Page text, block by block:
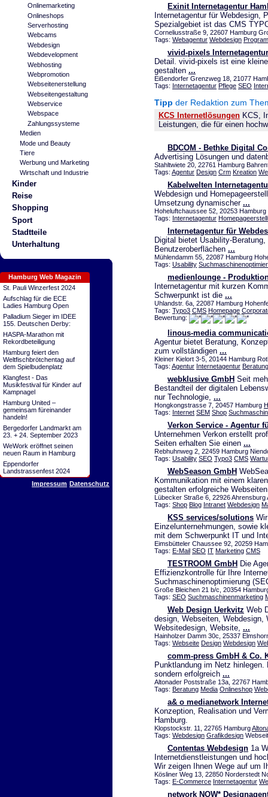
Onlinemarketing
Onlineshops
Serverhosting
Webcams
Webdesign
Webdevelopment
Webhosting
Webpromotion
Webseitenerstellung
Webseitengestaltung
Webservice
Webspace
Zahlungssysteme
Medien
Mode und Beauty
Tiere
Werbung und Marketing
Wirtschaft und Industrie
Kinder
Reise
Shopping
Sport
Stadtteile
Unterhaltung
Hamburg Web Magazin
St. Pauli Winzerfest 2024
Aufschlag für die ECE
Ladies Hamburg Open
Palladium Sieger im IDEE
155. Deutschen Derby:
HASPA-Marathon mit
Rekordbeteiligung
Hamburg feiert den
Weltfischbrötchentag auf
dem Spielbudenplatz
Klangfest - Das
Musikfestival für Kinder auf
Kampnagel
Hamburg United –
gemeinsam füreinander
handeln!
Bergedorfer Landmarkt am
23. + 24. September 2023
WeWork eröffnet seinen
neuen Raum in Hamburg
Eppendorfer
Landstrassenfest 2024
Impressum Datenschutz
Exinit Internetagentur
Internetagentur für Webdesign,
Spezialgebiet ist das CMS
Corneliusstraße 9, 22607 Hamburg
Tags: Webagentur Webdesign
vivid-pixels
Detail. vivid-pixels ist eine
gestalten ...
Eißendorfer Grenzweg 18, 21077
Tags: Internetagentur Pflege SEO
Tipp der Redaktion zum
KCS InternetlösungenKCS,
Leistungen, die für einen
BDCOM - Bethke Digital
Advertising Lösungen und
Stahltwiete 20, 22761 Hamburg
Tags: Agentur Design Crm Kreation
Kabelwelten
Webdesign und
Umsetzung dynamischer ...
Hoheluftchaussee 52, 20253
Tags: Internetagentur
Internetagentur für
Digital bietet Usability-
Benutzeroberflächen ...
Mühlendamm 55, 22087 Hamburg
Tags: Usability
medienlounge -
Internetagentur mit kurzen
Schwerpunkt ist die ...
Uhlandstr. 6a, 22087 Hamburg
Tags: Typo3 CMS Homepage
Bewertung:
linous-media
Agentur bietet Beratung,
zum vollständigen ...
Kleiner Kielort 3-5, 20144 Hamburg
Tags: Agentur Internetagentur Beratung
webklusive GmbH Seit
Bestandteil der digitalen
nur Technologie, ...
Hongkongstrasse 7, 20457 Hamburg
Tags: Internet SEM Shop
Verkon Service - Agentur
Unternehmen Verkon erstellt
Seiten erhalten Sie einen ...
Rebhuhnweg 2, 22459 Hamburg
Tags: Usability SEO Typo3 CMS
WebSeason GmbH
Kommunikation mit einem
gestalten erfolgreiche
Lübecker Straße 6, 22926
Tags: Shop Blog Intranet Webdesign
KSS services/solutions
Einzelunternehmungen, sowie
mit dem Schwerpunkt IT und
Eimsbütteler Chaussee 92, 20259
Tags: E-Mail SEO IT Marketing CMS
TESTROOM GmbH Die
Effizienzkontrolle für Ihre
Suchmaschinenoptimierung
Große Bleichen 21 b/c, 20354
Tags: SEO Suchmaschinenmarketing
Web Design Uerkvitz Web
design, Webseiten, Webdesign,
Websitedesign, Website, ...
Hainholzer Damm 30c, 25337
Tags: Webseite Design Webdesign
comm-press GmbH & Co.
Punktlandung im Netz
sondern erfolgreich ...
Altonader Poststraße 13a, 22767
Tags: Beratung Media Onlineshop
a& o medianetwork
Konzeption, Realisation und
Hamburg.
Klopstockstr. 11, 22765 Hamburg
Tags: Webdesign Grafikdesign
Contentas Webdesign 1a
Internetdienstleistungen und
Wir zeigen Ihnen Wege auf um
Kösliner Weg 13, 22850 Norderstedt
Tags: E-Commerce Internetagentur
network NOW*